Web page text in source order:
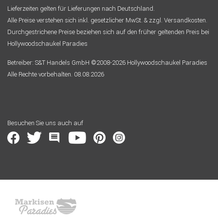
Lieferzeiten gelten für Lieferungen nach Deutschland.
Alle Preise verstehen sich inkl. gesetzlicher MwSt. & zzgl. Versandkosten.
Durchgestrichene Preise beziehen sich auf den früher geltenden Preis bei
Hollywoodschaukel Paradies
Betreiber: S&T Handels GmbH ©2008-2026 Hollywoodschaukel Paradies
Alle Rechte vorbehalten. 08.08.2026
Besuchen Sie uns auch auf